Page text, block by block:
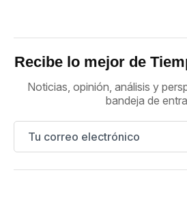
Recibe lo mejor de
Noticias, opinión, análisis y
bandeja de